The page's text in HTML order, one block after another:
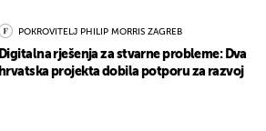
POKROVITELJ PHILIP MORRIS ZAGREB
Digitalna rješenja za stvarne probleme: Dva
hrvatska projekta dobila potporu za razvoj